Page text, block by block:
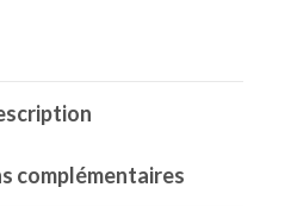
complémentaires